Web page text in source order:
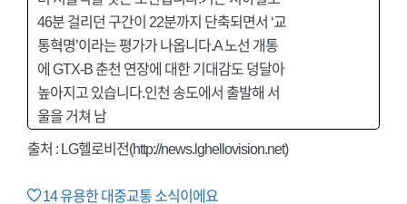
46분 걸리던 구간이 22분까지 단축되면서 ‘교
통혁명’이라는 평가가 나옵니다.A 노선 개통
에 GTX-B 춘천 연장에 대한 기대감도 덩달아
높아지고 있습니다.인천 송도에서 출발해 서
울을 거쳐 남
출처 : LG헬로비전(http://news.lghellovision.net)
14유용한 대중교통 소식이에요